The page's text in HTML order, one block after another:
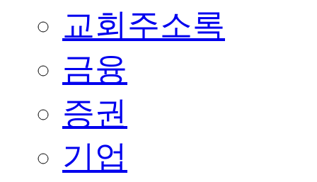
교회주소록
금융
증권
기업